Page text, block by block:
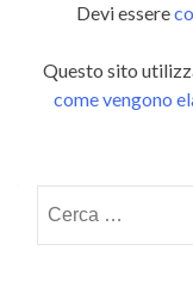
Devi essere
Questo sito
come vengono
per: